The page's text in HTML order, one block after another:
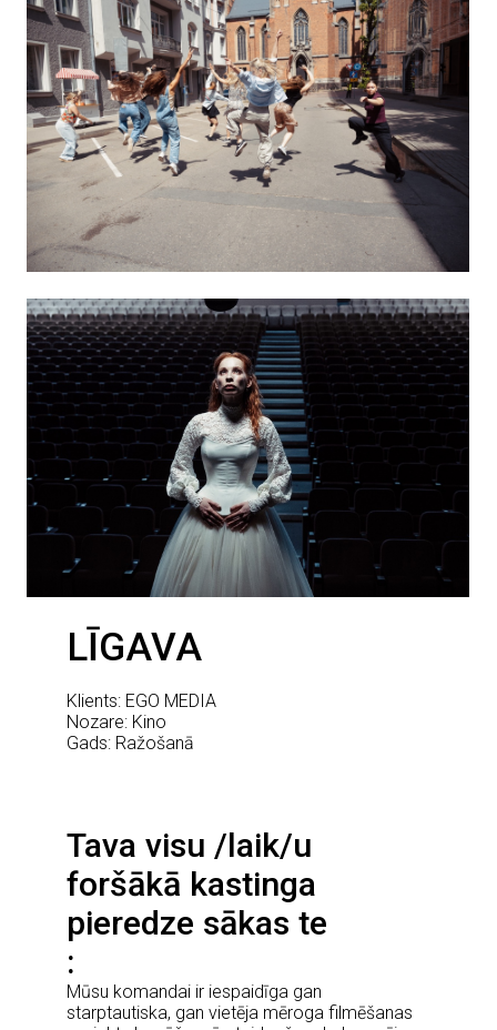
LĪGAVA
Klients: EGO MEDIA
Nozare: Kino
Gads: Ražošanā
Tava visu /laik/u
foršākā kastinga
pieredze sākas te
Mūsu komandai ir iespaidīga gan
starptautiska, gan vietēja mēroga filmēšanas